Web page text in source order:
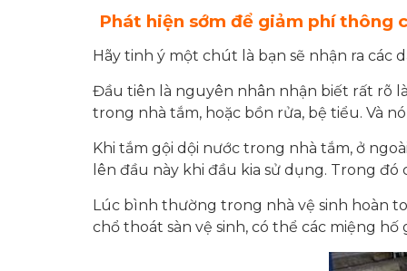
Phát hiện sớm để giảm phí thông
Hãy tinh ý một chút là bạn sẽ nhận ra các
Đầu tiên là nguyên nhân nhận biết rất rõ
trong nhà tắm, hoặc bồn rửa, bệ tiểu. Và
Khi tắm gội dội nước trong nhà tắm, ở
lên đầu này khi đầu kia sử dụng. Trong
Lúc bình thường trong nhà vệ sinh hoàn
chổ thoát sàn vệ sinh, có thể các miệng